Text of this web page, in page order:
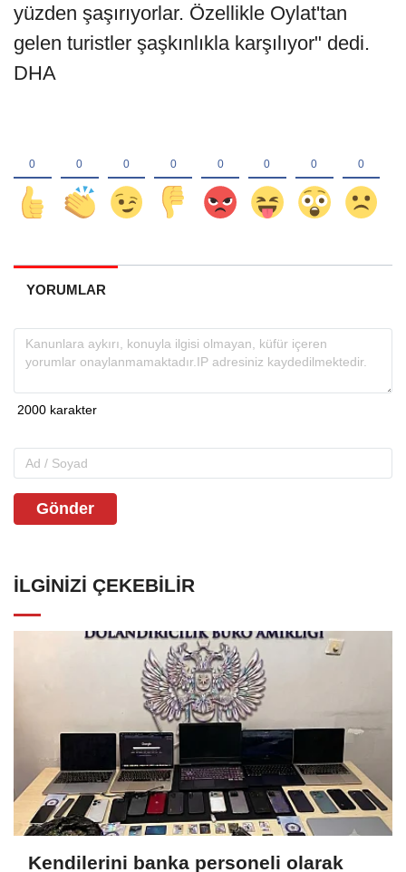
yüzden şaşırıyorlar. Özellikle Oylat'tan
gelen turistler şaşkınlıkla karşılıyor" dedi.
DHA
YORUMLAR
Gönder
İLGINIZI ÇEKEBILIR
Kendilerini banka personeli olarak